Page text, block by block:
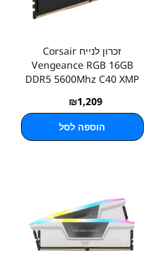
זכרון לנייח Corsair
Vengeance RGB 16GB
DDR5 5600Mhz C40 XMP
₪1,209
הוספה לסל